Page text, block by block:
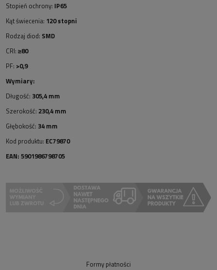
Stopień ochrony: IP65
Kąt świecenia: 120 stopni
Rodzaj diod: SMD
CRI: ≥80
PF: >0,9
Wymiary:
Długość: 305,4 mm
Szerokość: 230,4 mm
Głębokość: 34 mm
Kod produktu: EC79870
EAN: 5901986798705
Formy płatności